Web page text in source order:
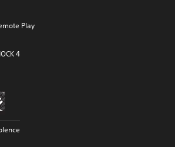
Play
4